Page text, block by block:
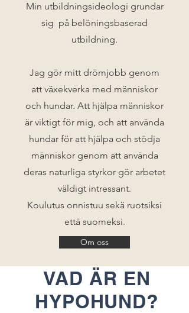
Min utbildningsideologi grundar
sig på belöningsbaserad
utbildning.
Jag gör mitt drömjobb genom
att växekverka med människor
och hundar. Att hjälpa människor
är viktigt för mig, och att använda
hundar för att hjälpa och stödja
människor genom att använda
deras naturliga styrkor gör arbetet
väldigt intressant.
Koulutus onnistuu sekä ruotsiksi
että suomeksi.
Om oss
VAD ÄR EN
HYPOHUND?